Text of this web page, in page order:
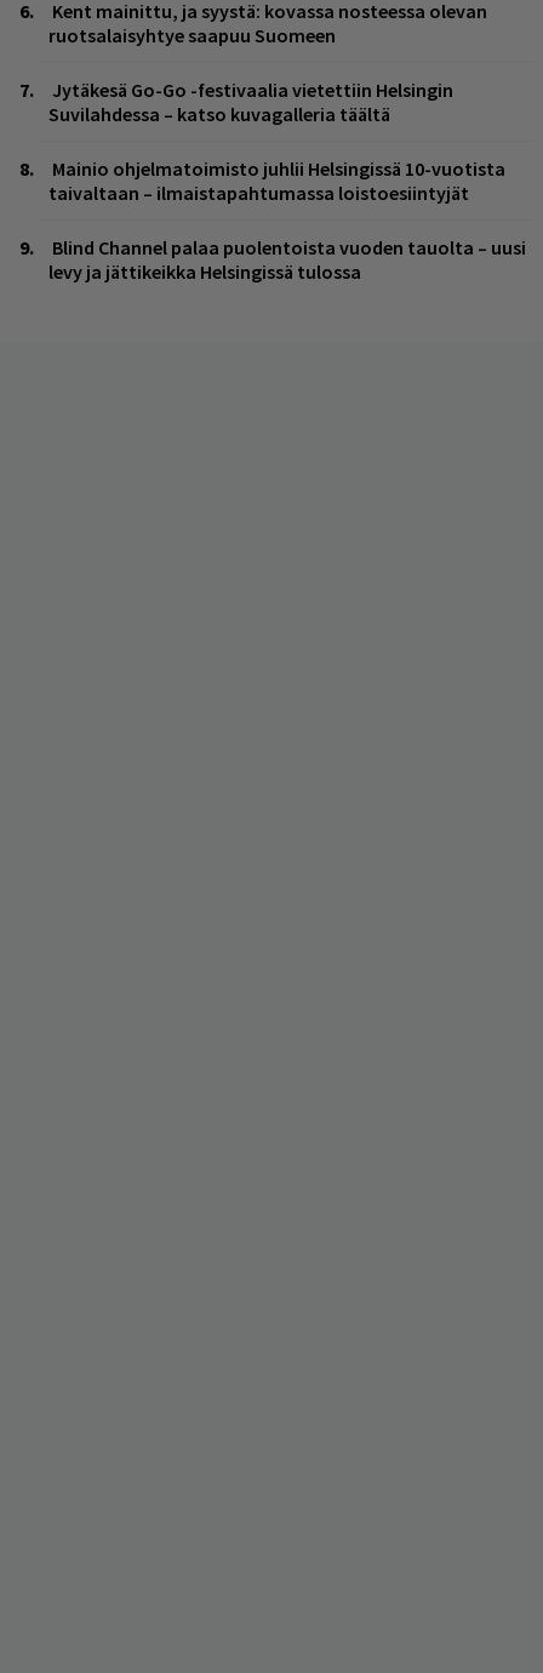
Kent mainittu, ja syystä: kovassa nosteessa olevan
ruotsalaisyhtye saapuu Suomeen
Jytäkesä Go-Go -festivaalia vietettiin Helsingin
Suvilahdessa – katso kuvagalleria täältä
Mainio ohjelmatoimisto juhlii Helsingissä 10-vuotista
taivaltaan – ilmaistapahtumassa loistoesiintyjät
Blind Channel palaa puolentoista vuoden tauolta – uusi
levy ja jättikeikka Helsingissä tulossa